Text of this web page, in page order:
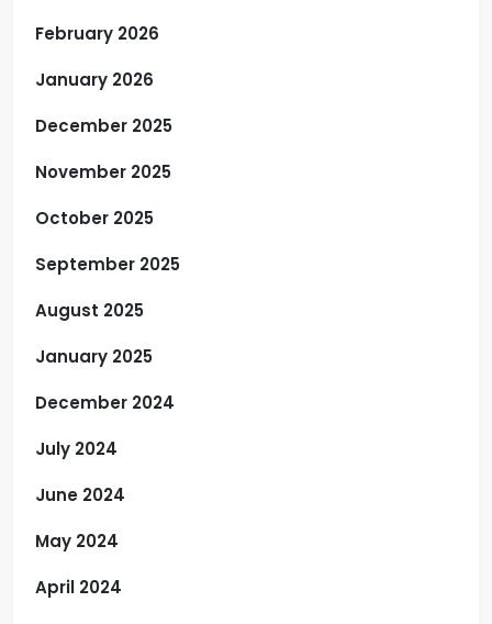
February 2026
January 2026
December 2025
November 2025
October 2025
September 2025
August 2025
January 2025
December 2024
July 2024
June 2024
May 2024
April 2024